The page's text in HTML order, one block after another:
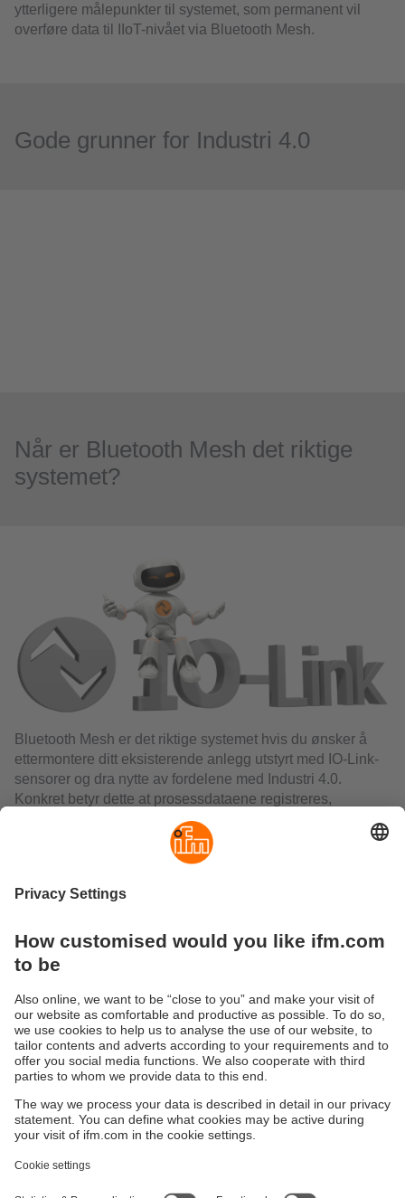
ytterligere målepunkter til systemet, som permanent vil
overføre data til IIoT-nivået via Bluetooth Mesh.
Gode grunner for Industri 4.0
Når er Bluetooth Mesh det riktige
systemet?
Bluetooth Mesh er det riktige systemet hvis du ønsker å
ettermontere ditt eksisterende anlegg utstyrt med IO-Link-
sensorer og dra nytte av fordelene med Industri 4.0.
Konkret betyr dette at prosessdataene registreres,
evalueres på IT-nivå støttet av programvare og at relevant
informasjon trekkes ut for prosessoptimalisering. Takket
være Bluetooth-teknologien som brukes, kan dette gjøres
mellom sensoren og kontrolleren.
Vanlige spørsmål